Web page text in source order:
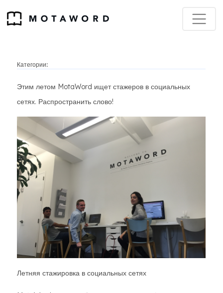
Категории:
Этим летом MotaWord ищет стажеров в социальных
сетях. Распространить слово!
Летняя стажировка в социальных сетях